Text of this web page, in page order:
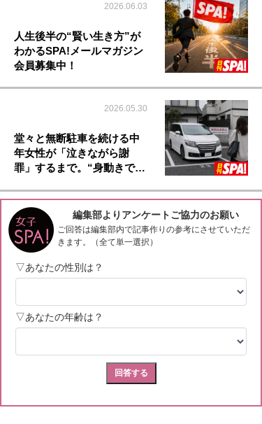
2026.06.03
人生後半の“賢い生き方”が
わかるSPA!メールマガジン
会員募集中！
2026.05.30
堂々と無断駐車を続ける中
年女性が「泣きながら謝
罪」するまで。“身動きで…